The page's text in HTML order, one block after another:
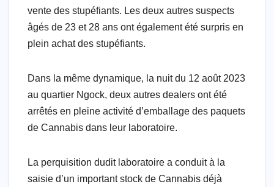
vente des stupéfiants. Les deux autres suspects
âgés de 23 et 28 ans ont également été surpris en
plein achat des stupéfiants.
Dans la même dynamique, la nuit du 12 août 2023
au quartier Ngock, deux autres dealers ont été
arrêtés en pleine activité d’emballage des paquets
de Cannabis dans leur laboratoire.
La perquisition dudit laboratoire a conduit à la
saisie d’un important stock de Cannabis déjà